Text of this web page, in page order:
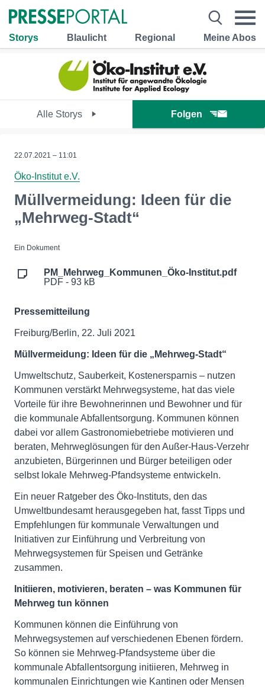
Storys Blaulicht Regional Meine Abos
Alle Storys Folgen
22.07.2021 – 11:01
Öko-Institut e.V.
Müllvermeidung: Ideen für die
„Mehrweg-Stadt“
Ein Dokument
PM_Mehrweg_Kommunen_Öko-Institut.pdf
PDF - 93 kB
Pressemitteilung
Freiburg/Berlin, 22. Juli 2021
Müllvermeidung: Ideen für die „Mehrweg-Stadt“
Umweltschutz, Sauberkeit, Kostenersparnis – nutzen
Kommunen verstärkt Mehrwegsysteme, hat das viele
Vorteile für ihre Bewohnerinnen und Bewohner und für
die kommunale Abfallentsorgung. Kommunen können
dabei vor allem Gastronomiebetriebe motivieren und
beraten, Mehrweglösungen für den Außer-Haus-Verzehr
anzubieten, Bürgerinnen und Bürger beteiligen oder
selbst lokale Mehrweg-Pfandsysteme entwickeln.
Ein neuer Ratgeber des Öko-Instituts, den das
Umweltbundesamt herausgegeben hat, fasst Tipps und
Empfehlungen für kommunale Verwaltungen und
Initiativen zur Einführung und Verbreitung von
Mehrwegsystemen für Speisen und Getränke
zusammen.
Initiieren, motivieren, beraten – was Kommunen für
Mehrweg tun können
Kommunen können die Einführung von
Mehrwegsystemen auf verschiedenen Ebenen fördern.
So können sie Mehrweg-Pfandsysteme über die
kommunale Abfallentsorgung initiieren, Mehrweg in
kommunalen Einrichtungen wie Kantinen oder Mensen